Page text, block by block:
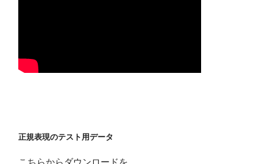
正規表現のテスト用データ
こちらから ダウンロード を。